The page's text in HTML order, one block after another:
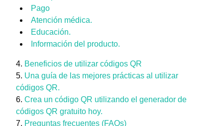
Pago
Atención médica.
Educación.
Información del producto.
Beneficios de utilizar códigos QR
Una guía de las mejores prácticas al utilizar
códigos QR.
Crea un código QR utilizando el generador de
códigos QR gratuito hoy.
Preguntas frecuentes (FAQs)